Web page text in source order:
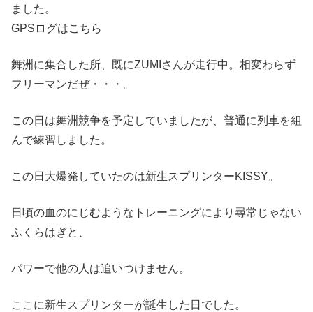
ました。
GPSログはこちら
舞洲に集合した所、既にZUMIさんが走行中。相変わらず
フリーマンだぜ・・・。
この日は舞洲競争を予定していましたが、普通に列車を組
んで練習しました。
この日大爆発していたのは新生スプリンターKISSY。
日頃の血のにじむようなトレーニングにより尋常じゃない
ふくらはぎと、
パワーで他の人は追いつけません。
ここに新生スプリンターが誕生した日でした。